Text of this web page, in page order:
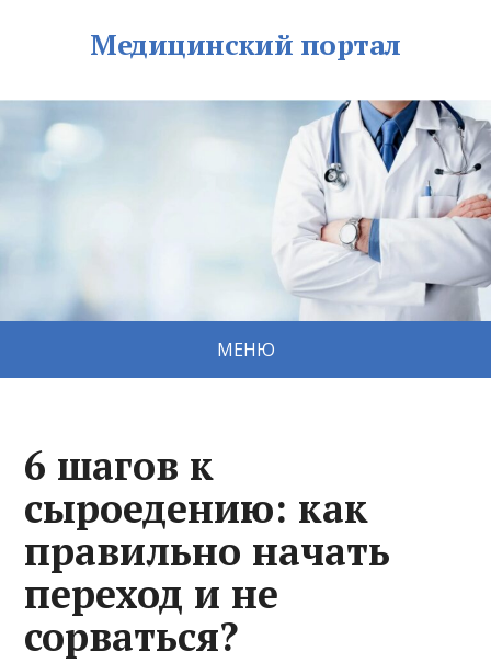
Медицинский портал
МЕНЮ
6 шагов к
сыроедению: как
правильно начать
переход и не
сорваться?